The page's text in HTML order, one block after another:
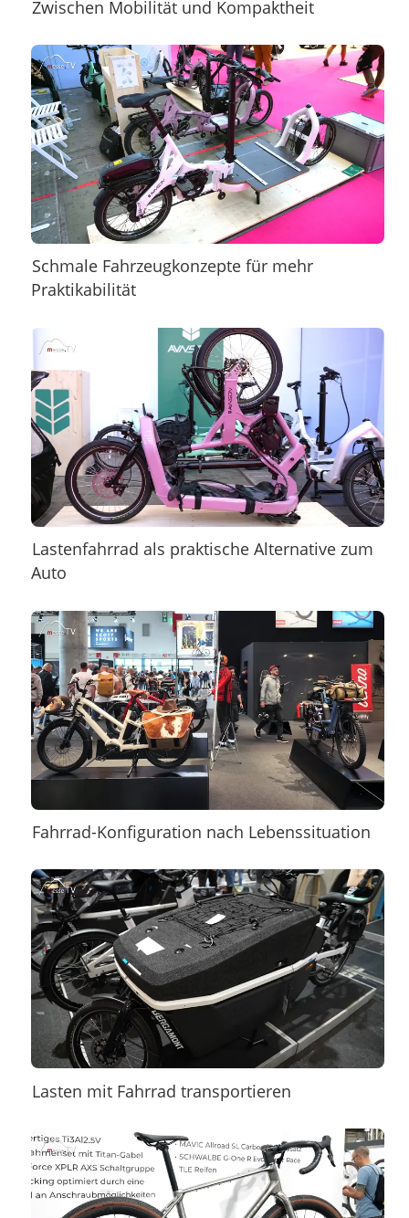
Zwischen Mobilität und Kompaktheit
Schmale Fahrzeugkonzepte für mehr
Praktikabilität
Lastenfahrrad als praktische Alternative zum
Auto
Fahrrad-Konfiguration nach Lebenssituation
Lasten mit Fahrrad transportieren